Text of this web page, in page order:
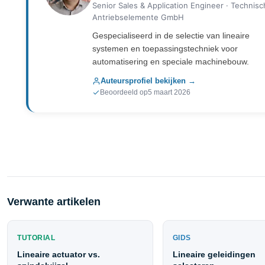
Senior Sales & Application Engineer ·
Antriebselemente GmbH
Gespecialiseerd in de selectie van lineaire
systemen en toepassingstechniek voor
automatisering en speciale machinebouw.
Auteursprofiel bekijken →
Beoordeeld op5 maart 2026
Verwante artikelen
TUTORIAL
Lineaire actuator vs.
GIDS
Lineaire geleidingen